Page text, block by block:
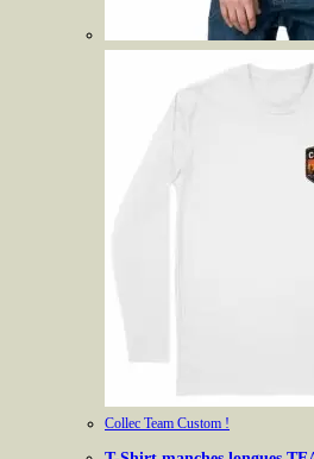
Collec Team Custom !